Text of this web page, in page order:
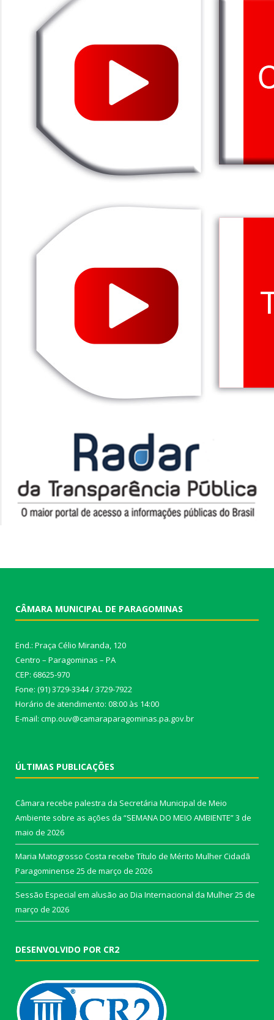
CÂMARA MUNICIPAL DE PARAGOMINAS
End.: Praça Célio Miranda, 120
Centro – Paragominas – PA
CEP: 68625-970
Fone: (91) 3729-3344 / 3729-7922
Horário de atendimento: 08:00 às 14:00
E-mail: cmp.ouv@camaraparagominas.pa.gov.br
ÚLTIMAS PUBLICAÇÕES
Câmara recebe palestra da Secretária Municipal de Meio
Ambiente sobre as ações da “SEMANA DO MEIO AMBIENTE”3 de
maio de 2026
Maria Matogrosso Costa recebe Título de Mérito Mulher Cidadã
Paragominense 25 de março de 2026
Sessão Especial em alusão ao Dia Internacional da Mulher25 de
março de 2026
DESENVOLVIDO POR CR2